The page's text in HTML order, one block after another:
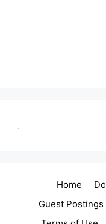
Home
Guest Postings